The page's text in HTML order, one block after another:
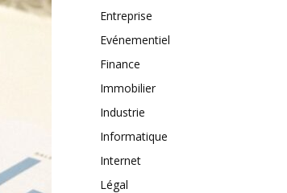
Entreprise
Evénementiel
Finance
Immobilier
Industrie
Informatique
Internet
Légal